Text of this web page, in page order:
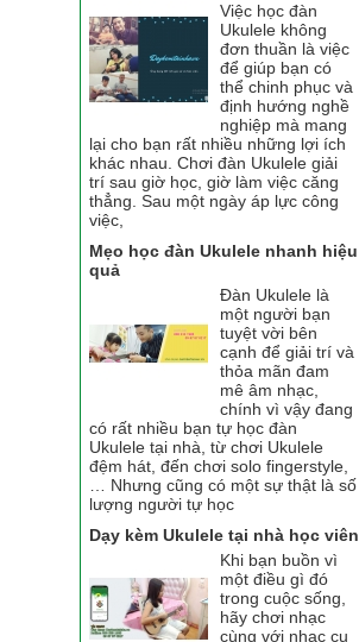
Việc học đàn
Ukulele không
đơn thuần là việc
để giúp bạn có
thể chinh phục và
định hướng nghề
nghiệp mà mang
lại cho bạn rất nhiều những lợi ích
khác nhau. Chơi đàn Ukulele giải
trí sau giờ học, giờ làm việc căng
thẳng. Sau một ngày áp lực công
việc,
Mẹo học đàn Ukulele nhanh hiệu
quả
Đàn Ukulele là
một người bạn
tuyệt vời bên
cạnh để giải trí và
thỏa mãn đam
mê âm nhạc,
chính vì vậy đang
có rất nhiều bạn tự học đàn
Ukulele tại nhà, từ chơi Ukulele
đệm hát, đến chơi solo fingerstyle,
… Nhưng cũng có một sự thật là số
lượng người tự học
Dạy kèm Ukulele tại nhà học viên
Khi bạn buồn vì
một điều gì đó
trong cuộc sống,
hãy chơi nhạc
cùng với nhạc cụ